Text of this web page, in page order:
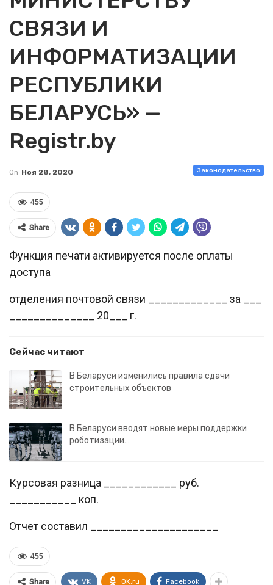
СВЯЗИ И
ИНФОРМАТИЗАЦИИ
РЕСПУБЛИКИ
БЕЛАРУСЬ» —
Registr.by
Законодательство
On Ноя 28, 2020
455
Share
Функция печати активируется после оплаты
доступа
отделения почтовой связи _____________ за ___
______________ 20___ г.
Сейчас читают
В Беларуси изменились правила сдачи
строительных объектов
В Беларуси вводят новые меры поддержки
роботизации…
Курсовая разница ____________ руб.
___________ коп.
Отчет составил _____________________
455
Share VK OK.ru Facebook